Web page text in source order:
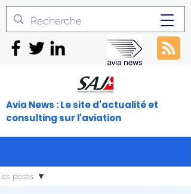
Avia News : Le site d'actualité et
consulting sur l'aviation
posts